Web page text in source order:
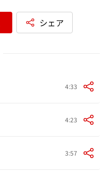
シェア
4:33
4:23
3:57